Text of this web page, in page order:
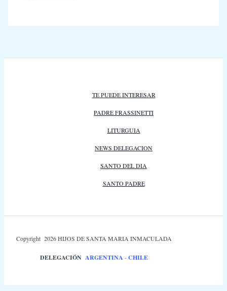
TE PUEDE INTERESAR
PADRE FRASSINETTI
LITURGUIA
NEWS DELEGACION
SANTO DEL DIA
SANTO PADRE
Copyright 2026 HIJOS DE SANTA MARIA INMACULADA
DELEGACIÓN ARGENTINA -CHILE